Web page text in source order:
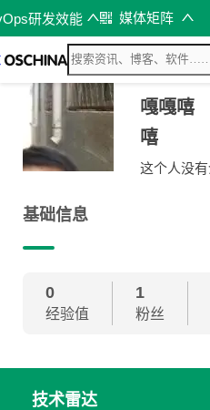
研发效能 媒体矩阵
嘎嘎嘻
嘻
这个人没有
基础信息
0
经验值
1
粉丝
技术雷达